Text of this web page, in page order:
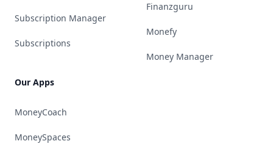
Subscription Manager
Subscriptions
Our Apps
MoneyCoach
MoneySpaces
Finanzguru
Monefy
Money Manager